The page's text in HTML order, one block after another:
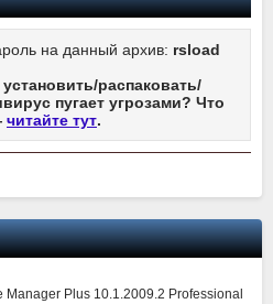
на данный архив: rsload
установить/распаковать/
пугает угрозами? Что
читайте тут.
Plus 10.1.2009.2 Professional